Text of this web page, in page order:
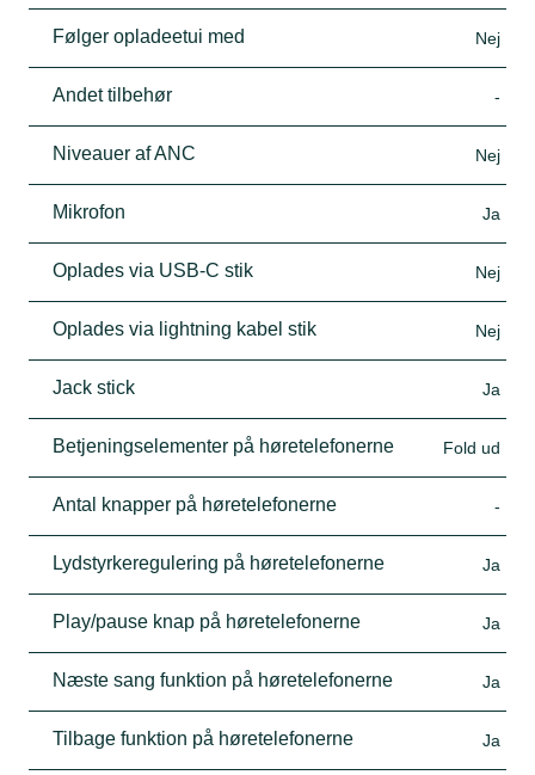
Følger opladeetui med Nej
Andet tilbehør -
Niveauer af ANC Nej
Mikrofon Ja
Oplades via USB-C stik Nej
Oplades via lightning kabel stik Nej
Jack stick Ja
Betjeningselementer på høretelefonerne Fold ud
Antal knapper på høretelefonerne -
Lydstyrkeregulering på høretelefonerne Ja
Play/pause knap på høretelefonerne Ja
Næste sang funktion på høretelefonerne Ja
Tilbage funktion på høretelefonerne Ja